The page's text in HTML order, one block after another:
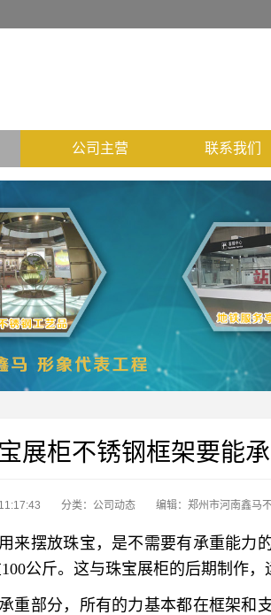
公司主营 联系我们
展柜不锈钢框架要能
分类： 公司动态 编辑：郑州市河南鑫马
来摆放珠宝，是不需要有承重能力
公斤。这与珠宝展柜的后期制作，
重部分，所有的力基本都在框架和